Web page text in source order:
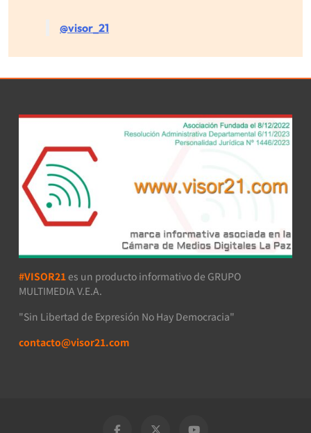
@visor_21
#VISOR21 es un producto informativo de GRUPO
MULTIMEDIA V.E.A.
"Sin Libertad de Expresión No Hay Democracia"
contacto@visor21.com